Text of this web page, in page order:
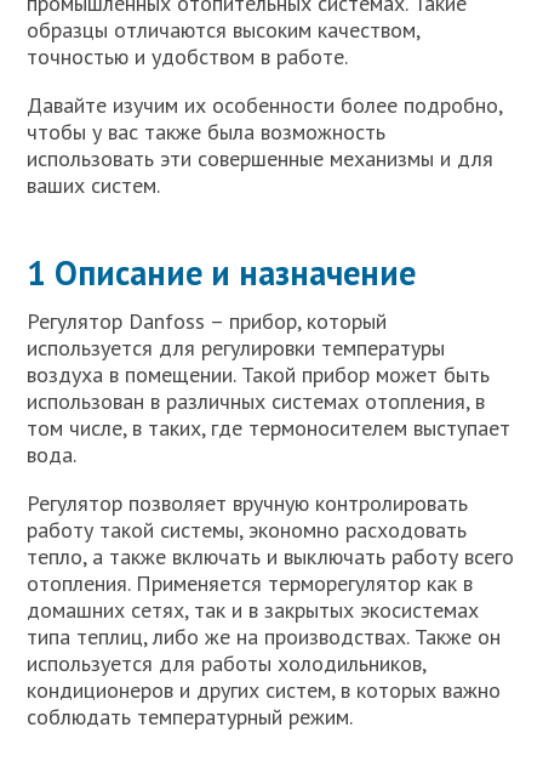
образцы отличаются высоким качеством,
точностью и удобством в работе.
Давайте изучим их особенности более подробно,
чтобы у вас также была возможность
использовать эти совершенные механизмы и для
ваших систем.
1 Описание и назначение
Регулятор Danfoss – прибор, который
используется для регулировки температуры
воздуха в помещении. Такой прибор может быть
использован в различных системах отопления, в
том числе, в таких, где термоносителем выступает
вода.
Регулятор позволяет вручную контролировать
работу такой системы, экономно расходовать
тепло, а также включать и выключать работу всего
отопления. Применяется терморегулятор как в
домашних сетях, так и в закрытых экосистемах
типа теплиц, либо же на производствах. Также он
используется для работы холодильников,
кондиционеров и других систем, в которых важно
соблюдать температурный режим.